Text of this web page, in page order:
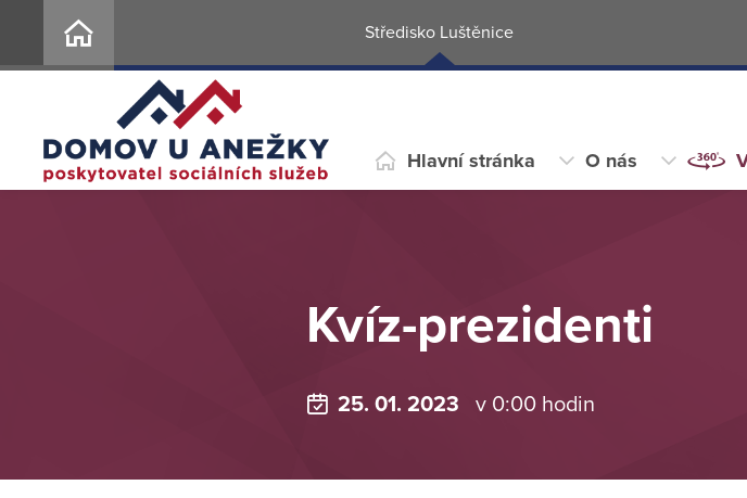
Středisko Luštěnice
Hlavní stránka O nás
Kvíz-prezidenti
25. 01. 2023 v 0:00 hodin